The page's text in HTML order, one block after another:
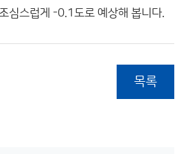
심스럽게 -0.1도로 예상해 봅니다.
목록